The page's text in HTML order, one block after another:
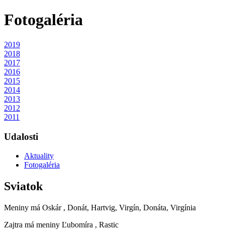
Fotogaléria
2019
2018
2017
2016
2015
2014
2013
2012
2011
Udalosti
Aktuality
Fotogaléria
Sviatok
Meniny má Oskár , Donát, Hartvig, Virgín, Donáta, Virgínia
Zajtra má meniny Ľubomíra , Rastic